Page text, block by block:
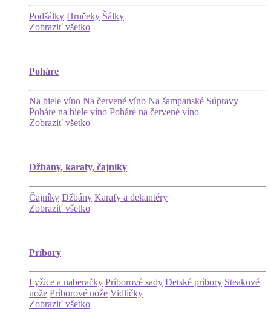
Podšálky Hrnčeky Šálky
Zobraziť všetko
Poháre
Na biele víno Na červené víno Na šampanské Súpravy
Poháre na biele víno Poháre na červené víno
Zobraziť všetko
Džbány, karafy, čajníky
Čajníky Džbány Karafy a dekantéry
Zobraziť všetko
Príbory
Lyžice a naberačky Príborové sady Detské príbory Steakové
nože Príborové nože Vidličky
Zobraziť všetko